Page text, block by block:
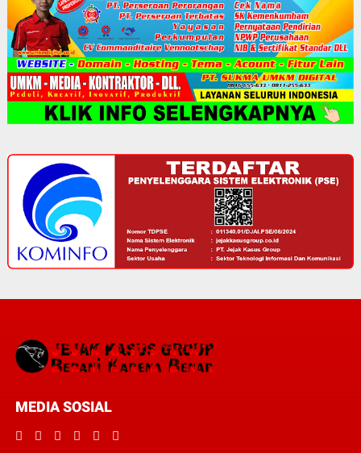
MEDIA SOSIAL